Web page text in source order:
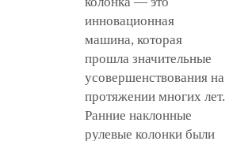
инновационная
машина, которая
прошла значительные
усовершенствования на
протяжении многих лет.
Ранние наклонные
рулевые колонки были